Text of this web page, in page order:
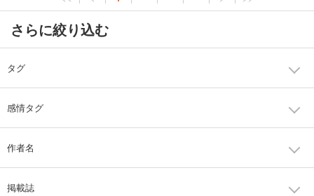
さらに絞り込む
タグ
感情タグ
作者名
掲載誌